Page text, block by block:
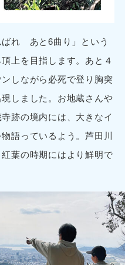
ばれ あと6曲り」という
上を目指します。あと４
しながら必死で登り胸突
しました。お地蔵さんや
跡の境内には、大きなイ
語っているよう。芦田川
葉の時期にはより鮮明で